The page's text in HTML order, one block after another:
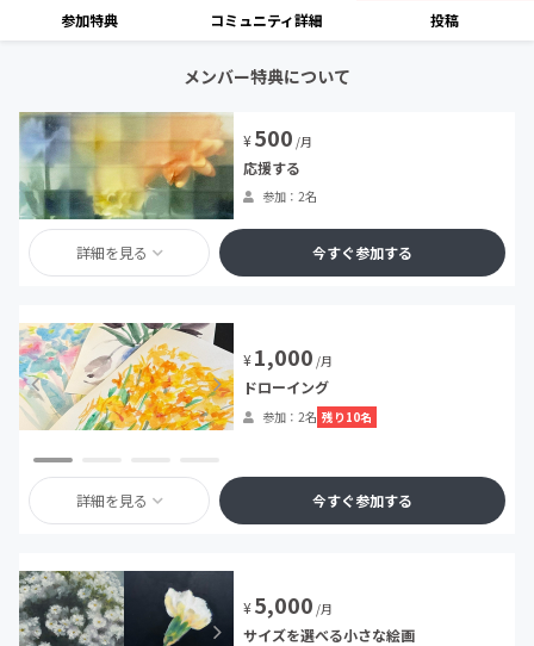
参加特典 コミュニティ詳細 投稿
メンバー特典について
¥500 /月
応援する
参加：2名
詳細を見る 今すぐ参加する
¥1,000 /月
ドローイング
参加：2名 残り10名
詳細を見る 今すぐ参加する
¥5,000 /月
サイズを選べる小さな絵画